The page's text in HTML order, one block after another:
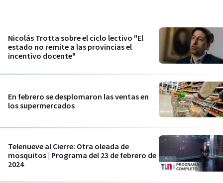
Nicolás Trotta sobre el ciclo lectivo "El
estado no remite a las provincias el
incentivo docente"
En febrero se desplomaron las ventas en
los supermercados
Telenueve al Cierre: Otra oleada de
mosquitos | Programa del 23 de febrero de
2024